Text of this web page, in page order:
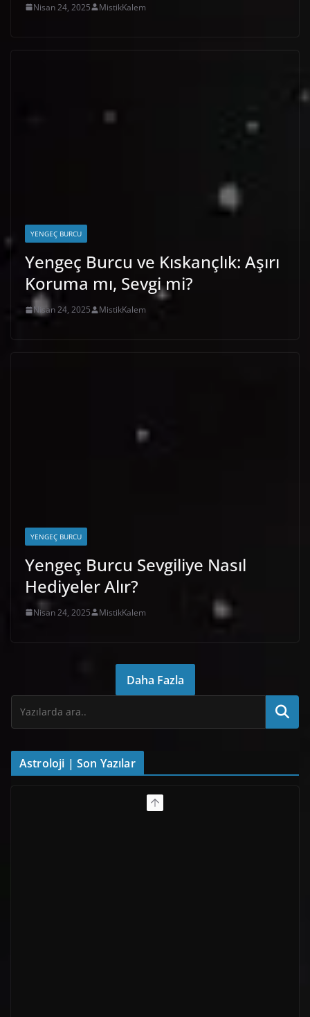
Nisan 24, 2025 MistikKalem
YENGEÇ BURCU
Yengeç Burcu ve Kıskançlık: Aşırı
Koruma mı, Sevgi mi?
Nisan 24, 2025 MistikKalem
YENGEÇ BURCU
Yengeç Burcu Sevgiliye Nasıl
Hediyeler Alır?
Nisan 24, 2025 MistikKalem
Daha Fazla
Astroloji | Son Yazılar